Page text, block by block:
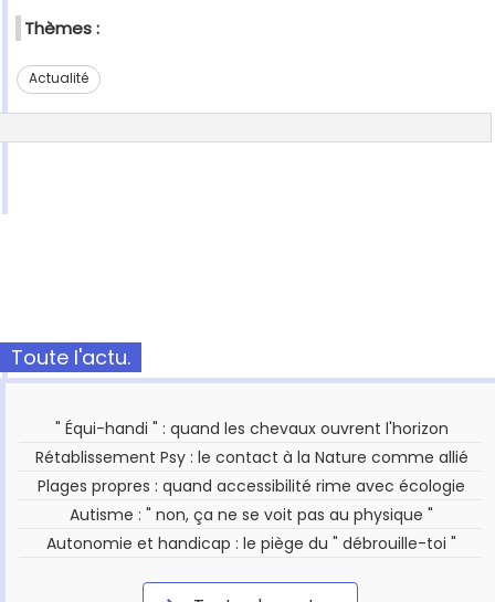
Thèmes :
Actualité
Toute l'actu.
" Équi-handi " : quand les chevaux ouvrent l'horizon
Rétablissement Psy : le contact à la Nature comme allié
Plages propres : quand accessibilité rime avec écologie
Autisme : " non, ça ne se voit pas au physique "
Autonomie et handicap : le piège du " débrouille-toi "